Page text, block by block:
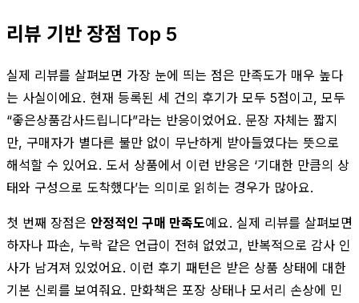
리뷰 기반 장점 Top 5
실제 리뷰를 살펴보면 가장 눈에 띄는 점은 만족도가 매우 높다
는 사실이에요. 현재 등록된 세 건의 후기가 모두 5점이고, 모두
“좋은상품감사드립니다”라는 반응이었어요. 문장 자체는 짧지
만, 구매자가 별다른 불만 없이 무난하게 받아들였다는 뜻으로
해석할 수 있어요. 도서 상품에서 이런 반응은 ‘기대한 만큼의 상
태와 구성으로 도착했다’는 의미로 읽히는 경우가 많아요.
첫 번째 장점은 안정적인 구매 만족도예요. 실제 리뷰를 살펴보면
하자나 파손, 누락 같은 언급이 전혀 없었고, 반복적으로 감사 인
사가 남겨져 있었어요. 이런 후기 패턴은 받은 상품 상태에 대한
기본 신뢰를 보여줘요. 만화책은 포장 상태나 모서리 손상에 민